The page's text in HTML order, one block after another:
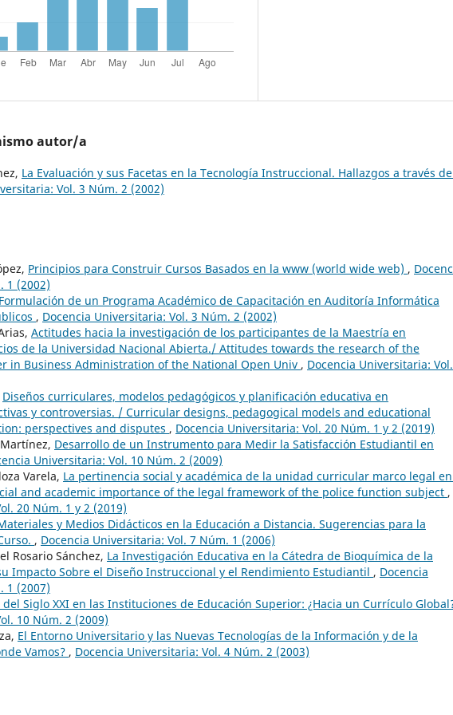
autor/a
La Evaluación y sus Facetas en la Tecnología Instruccional. Hallazgos a través
Vol. 3 Núm. 2 (2002)
Principios para Construir Cursos Basados en la www (world wide web) ,
1 (2002)
Formulación de un Programa Académico de Capacitación en Auditoría Informática
, Docencia Universitaria: Vol. 3 Núm. 2 (2002)
Actitudes hacia la investigación de los participantes de la Maestría en
de la Universidad Nacional Abierta./ Attitudes towards the research of the
in Business Administration of the National Open Univ , Docencia Universitaria:
Diseños curriculares, modelos pedagógicos y planificación educativa en
y controversias. / Curricular designs, pedagogical models and educational
perspectives and disputes , Docencia Universitaria: Vol. 20 Núm. 1 y 2 (2019)
Desarrollo de un Instrumento para Medir la Satisfacción Estudiantil en
Universitaria: Vol. 10 Núm. 2 (2009)
Varela, La pertinencia social y académica de la unidad curricular marco legal
and academic importance of the legal framework of the police function subject ,
20 Núm. 1 y 2 (2019)
y Medios Didácticos en la Educación a Distancia. Sugerencias para la
, Docencia Universitaria: Vol. 7 Núm. 1 (2006)
Rosario Sánchez, La Investigación Educativa en la Cátedra de Bioquímica de la
Impacto Sobre el Diseño Instruccional y el Rendimiento Estudiantil , Docencia
1 (2007)
Siglo XXI en las Instituciones de Educación Superior: ¿Hacia un Currículo
10 Núm. 2 (2009)
El Entorno Universitario y las Nuevas Tecnologías de la Información y de la
Vamos? , Docencia Universitaria: Vol. 4 Núm. 2 (2003)